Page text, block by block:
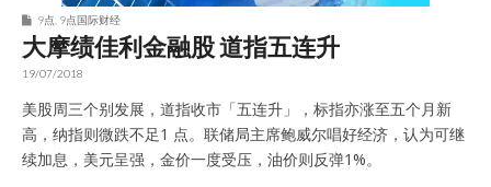
9点 9点国际财经
大摩绩佳利金融股 道指五连升
19/07/2018
美股周三个别发展，道指收市「五连升」，标指亦涨至五个月新
高，纳指则微跌不足1 点。联储局主席鲍威尔唱好经济，认为可继
续加息，美元呈强，金价一度受压，油价则反弹1%。